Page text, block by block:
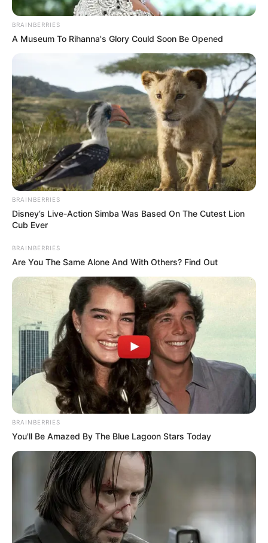
ΔΗΜΟΦΙΛΗ ΑΡΘΡΑ
BRICS: Η Ρωσία Και Η Ινδία Δεν
Χρειάζονται Πια Δολάριο ΗΠΑ
Παρασκευή, 2 Σεπτεμβρίου 2022, 19:13
BRICS: Η Ρωσία Και Η...
BRAINBERRIES
A Museum To Rihanna's Glory Could Soon Be Opened
BRAINBERRIES
Disney’s Live-Action Simba Was Based On The Cutest Lion
Cub Ever
BRAINBERRIES
Are You The Same Alone And With Others? Find Out
BRAINBERRIES
You'll Be Amazed By The Blue Lagoon Stars Today